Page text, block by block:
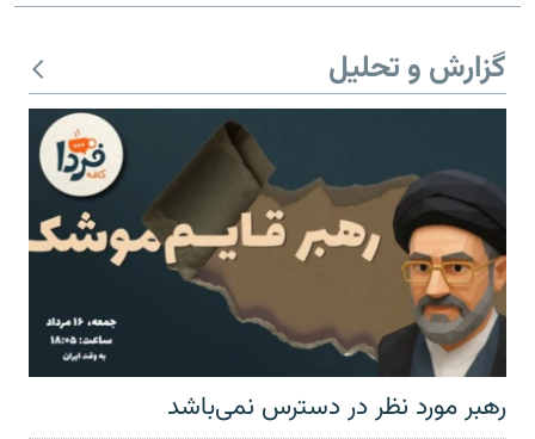
گزارش و تحلیل
رهبر مورد نظر در دسترس نمی‌باشد